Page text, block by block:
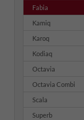
Fabia
Kamiq
Karoq
Kodiaq
Octavia
Octavia Combi
Scala
Superb